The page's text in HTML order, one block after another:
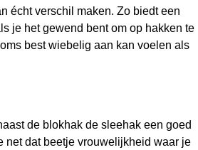
écht verschil maken. Zo biedt een
je het gewend bent om op hakken te
best wiebelig aan kan voelen als
de blokhak de sleehak een goed
net dat beetje vrouwelijkheid waar je